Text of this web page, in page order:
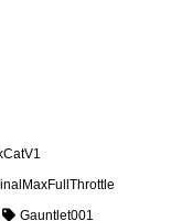
Gauntlet001